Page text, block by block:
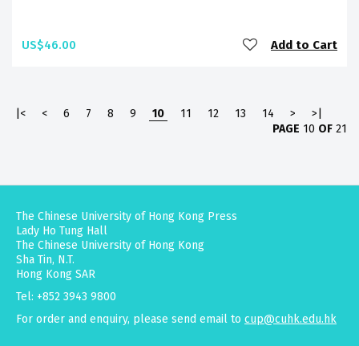
US$46.00 Add to Cart
|< < 6 7 8 9 10 11 12 13 14 >
>|
PAGE 10 OF 21
The Chinese University of Hong Kong Press
Lady Ho Tung Hall
The Chinese University of Hong Kong
Sha Tin, N.T.
Hong Kong SAR
Tel: +852 3943 9800
For order and enquiry, please send email to cup@cuhk.edu.hk